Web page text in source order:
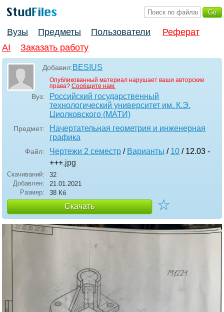
Вузы Предметы Пользователи
Реферат
AI
Заказать работу
Добавил:BESIUS
Опубликованный материал нарушает ваши авторские
права? Сообщите нам.
Вуз:
Российский государственный
технологический университет им. К.Э.
Циолковского (МАТИ)
Предмет:
Начертательная геометрия и инженерная
графика
Файл: Чертежи 2 семестр / Варианты / 10 / 12.03 -
+++.jpg
Скачиваний:
32
Добавлен:
21.01.2021
Размер:
38 Кб
Скачать ☆